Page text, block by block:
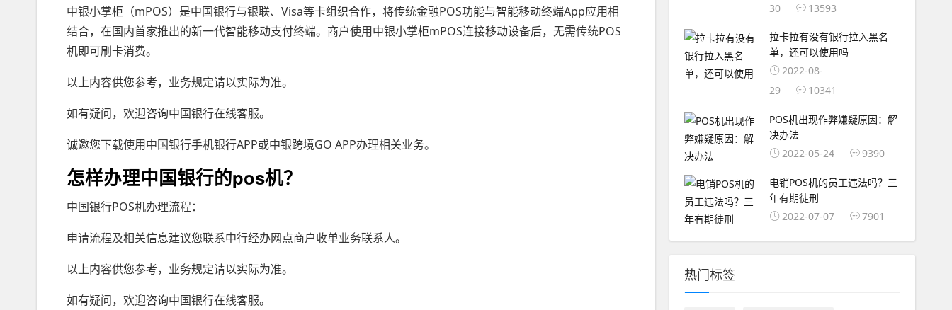
中银小掌柜（mPOS）是中国银行与银联、Visa等卡组织合作，将传统金融POS功能与智能移动终端App应用相
结合，在国内首家推出的新一代智能移动支付终端。商户使用中银小掌柜mPOS连接移动设备后，无需传统POS
机即可刷卡消费。
以上内容供您参考，业务规定请以实际为准。
如有疑问，欢迎咨询中国银行在线客服。
诚邀您下载使用中国银行手机银行APP或中银跨境GO APP办理相关业务。
怎样办理中国银行的pos机？
中国银行POS机办理流程：
申请流程及相关信息建议您联系中行经办网点商户收单业务联系人。
以上内容供您参考，业务规定请以实际为准。
如有疑问，欢迎咨询中国银行在线客服。
30
13593
拉卡拉有没有银行拉入黑名
单，还可以使用吗
2022-08-
29
10341
POS机出现作弊嫌疑原因：解
决办法
2022-05-24
9390
电销POS机的员工违法吗？三
年有期徒刑
2022-07-07
7901
热门标签